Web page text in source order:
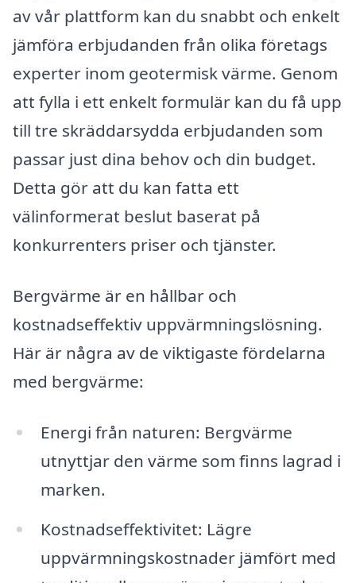
av vår plattform kan du snabbt och enkelt
jämföra erbjudanden från olika företags
experter inom geotermisk värme. Genom
att fylla i ett enkelt formulär kan du få upp
till tre skräddarsydda erbjudanden som
passar just dina behov och din budget.
Detta gör att du kan fatta ett
välinformerat beslut baserat på
konkurrenters priser och tjänster.
Bergvärme är en hållbar och
kostnadseffektiv uppvärmningslösning.
Här är några av de viktigaste fördelarna
med bergvärme:
Energi från naturen: Bergvärme
utnyttjar den värme som finns lagrad i
marken.
Kostnadseffektivitet: Lägre
uppvärmningskostnader jämfört med